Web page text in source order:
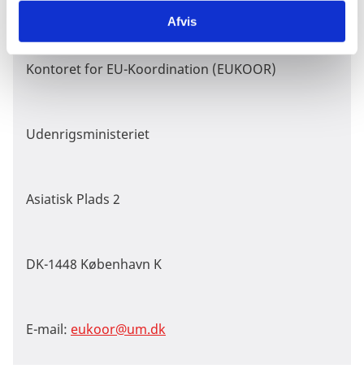
Afvis
Kontoret for EU-Koordination (EUKOOR)
Udenrigsministeriet
Asiatisk Plads 2
DK-1448 København K
E-mail: eukoor@um.dk